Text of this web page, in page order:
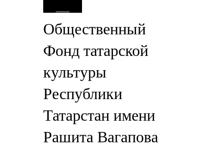
Общественный
Фонд татарской
культуры
Республики
Татарстан имени
Рашита Вагапова